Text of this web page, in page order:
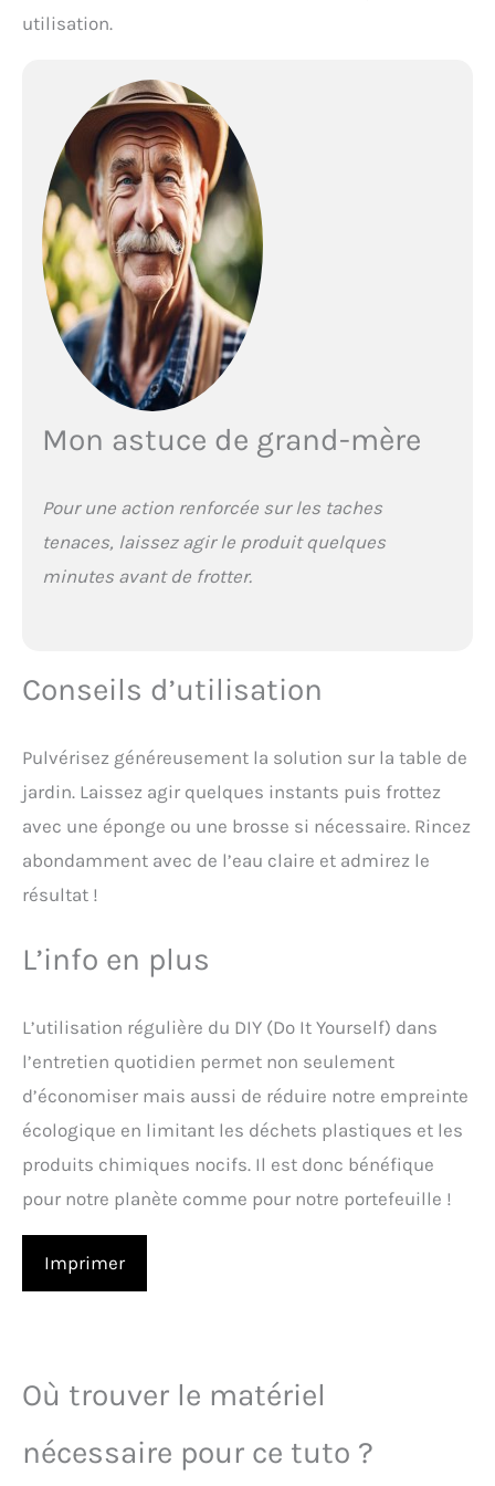
utilisation.
Mon astuce de grand-mère
Pour une action renforcée sur les taches
tenaces, laissez agir le produit quelques
minutes avant de frotter.
Conseils d’utilisation
Pulvérisez généreusement la solution sur la table de
jardin. Laissez agir quelques instants puis frottez
avec une éponge ou une brosse si nécessaire. Rincez
abondamment avec de l’eau claire et admirez le
résultat !
L’info en plus
L’utilisation régulière du DIY (Do It Yourself) dans
l’entretien quotidien permet non seulement
d’économiser mais aussi de réduire notre empreinte
écologique en limitant les déchets plastiques et les
produits chimiques nocifs. Il est donc bénéfique
pour notre planète comme pour notre portefeuille !
Imprimer
Où trouver le matériel
nécessaire pour ce tuto ?